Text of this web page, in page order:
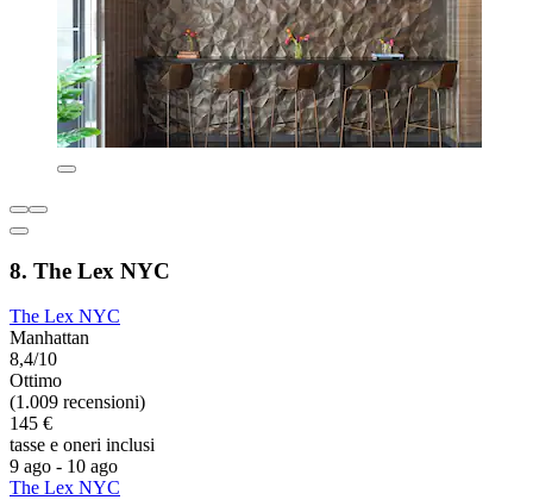
8. The Lex NYC
The Lex NYC
Manhattan
8,4/10
Ottimo
(1.009 recensioni)
145 €
tasse e oneri inclusi
9 ago - 10 ago
The Lex NYC